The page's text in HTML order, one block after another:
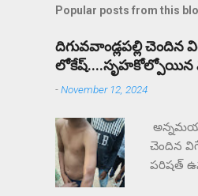
Popular posts from this
దిగువవాండ్లపల్లి
లోకేష్....సృహకోల్పోయిన
-November 12, 2024
చెందిన
పరిషత్